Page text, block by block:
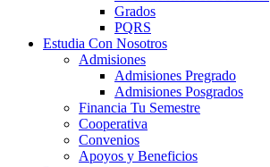
Grados
PQRS
Estudia Con Nosotros
Admisiones
Admisiones Pregrado
Admisiones Posgrados
Financia Tu Semestre
Cooperativa
Convenios
Apoyos y Beneficios